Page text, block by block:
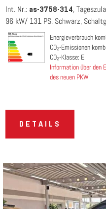
Int. Nr.: as-3758-314
96 kW/ 131 PS Schwarz
Energieverbrauch
CO₂-Emissionen
CO₂-Klasse: E
Information über den
des neuen PKW
DETAILS